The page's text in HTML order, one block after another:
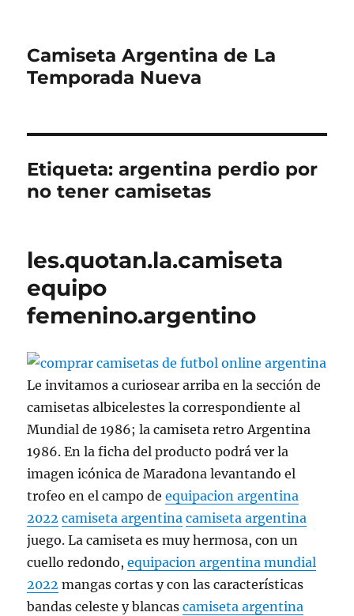
Camiseta Argentina de La
Temporada Nueva
Etiqueta:argentina perdio por
no tener camisetas
les.quotan.la.camiseta
equipo
femenino.argentino
Le invitamos a curiosear arriba en la sección de
camisetas albicelestes la correspondiente al
Mundial de 1986; la camiseta retro Argentina
1986. En la ficha del producto podrá ver la
imagen icónica de Maradona levantando el
trofeo en el campo deequipacion argentina
2022 camiseta argentina camiseta argentina
juego. La camiseta es muy hermosa, con un
cuello redondo,equipacion argentina mundial
2022 mangas cortas y con las características
bandas celeste y blancascamiseta argentina